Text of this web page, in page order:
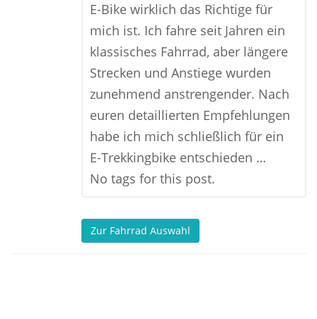
E-Bike wirklich das Richtige für
mich ist. Ich fahre seit Jahren ein
klassisches Fahrrad, aber längere
Strecken und Anstiege wurden
zunehmend anstrengender. Nach
euren detaillierten Empfehlungen
habe ich mich schließlich für ein
E-Trekkingbike entschieden …
No tags for this post.
Zur Fahrrad Auswahl